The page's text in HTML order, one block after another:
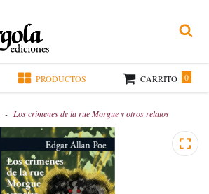
PRODUCTOS CARRITO 0
- Los crímenes de la rue Morgue y otros relatos